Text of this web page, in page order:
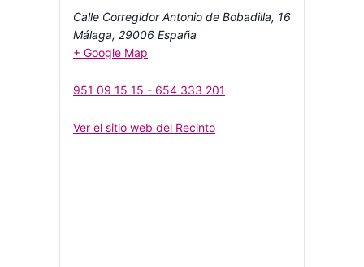
Calle Corregidor Antonio de Bobadilla, 16
Málaga, 29006 España
+ Google Map
951 09 15 15 - 654 333 201
Ver el sitio web del Recinto